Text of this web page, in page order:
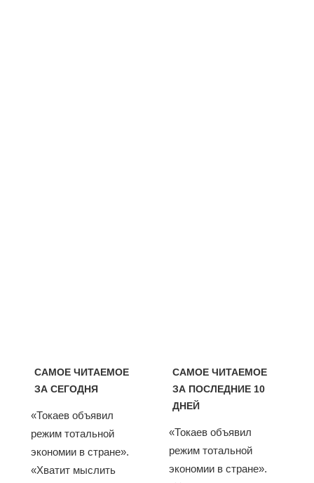
САМОЕ ЧИТАЕМОЕ
ЗА СЕГОДНЯ
«Токаев объявил
режим тотальной
экономии в стране».
«Хватит мыслить
САМОЕ ЧИТАЕМОЕ
ЗА ПОСЛЕДНИЕ 10
ДНЕЙ
«Токаев объявил
режим тотальной
экономии в стране».